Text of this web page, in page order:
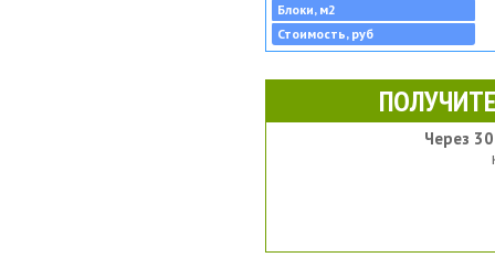
Блоки, м2
Стоимость, руб
Через